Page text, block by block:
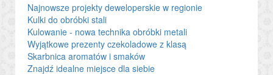
Najnowsze projekty deweloperskie w regionie
Kulki do obróbki stali
Kulowanie - nowa technika obróbki metali
Wyjątkowe prezenty czekoladowe z klasą
Skarbnica aromatów i smaków
Znajdź idealne miejsce dla siebie